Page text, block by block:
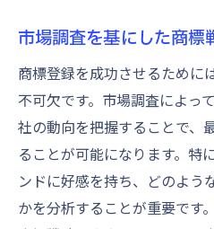
市場調査を基にした商標
商標登録を成功させるために
不可欠です。市場調査によっ
社の動向を把握することで、
ることが可能になります。特
ンドに好感を持ち、どのよう
かを分析することが重要です